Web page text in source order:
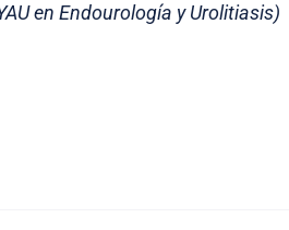
en Endourología y Urolitiasis)